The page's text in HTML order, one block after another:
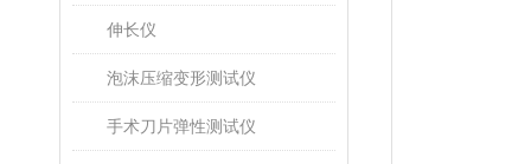
伸长仪
泡沫压缩变形测试仪
手术刀片弹性测试仪